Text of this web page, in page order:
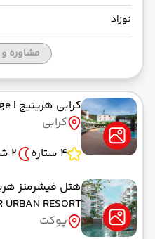
نوزاد
مشاوره و
کرابی هریتیج | Krabi Heritage
کرابی
4 ستاره
2 شب
هتل فیشرمنز
RESORT
پوکت